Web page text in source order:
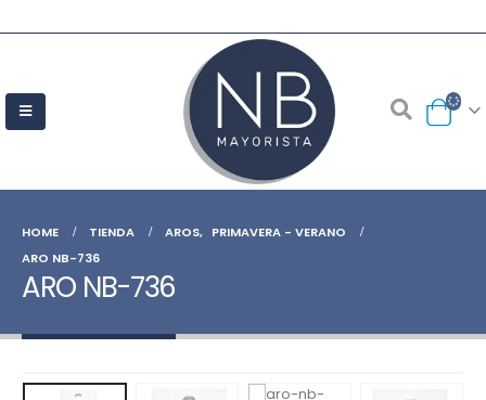
HOME TIENDA AROS, PRIMAVERA - VERANO
ARO NB-736
ARO NB-736